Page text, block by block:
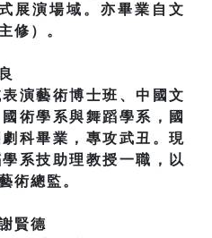
展演場域。亦畢業自文
修）。
演藝術博士班、中國文
術學系與舞蹈學系，國
科畢業，專攻武丑。現
系技助理教授一職，以
術總監。
賢德